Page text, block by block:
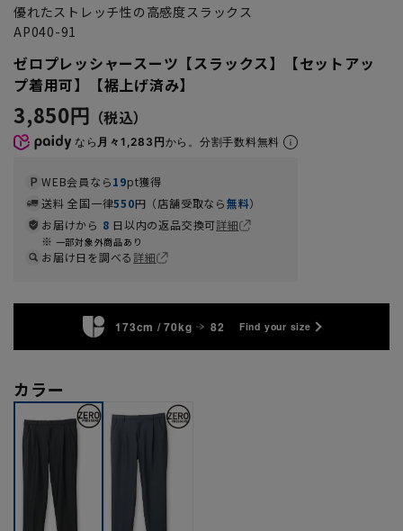
優れたストレッチ性の高感度スラックス
AP040-91
ゼロプレッシャースーツ【スラックス】【セットアッ
プ着用可】【裾上げ済み】
3,850円
なら 月々1,283円から。分割手数料無料
WEB会員なら19pt獲得
送料 全国一律550円（店舗受取なら無料）
お届けから 8 日以内の返品交換可詳細
一部対象外商品あり
お届け日を調べる詳細
173cm / 70kg 82 Find your size
カラー